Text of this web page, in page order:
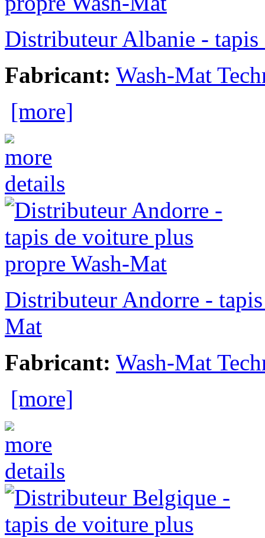
Distributeur Albanie -
Fabricant: Wash-Mat
[more]
Distributeur Andorre -
Mat
Fabricant: Wash-Mat
[more]